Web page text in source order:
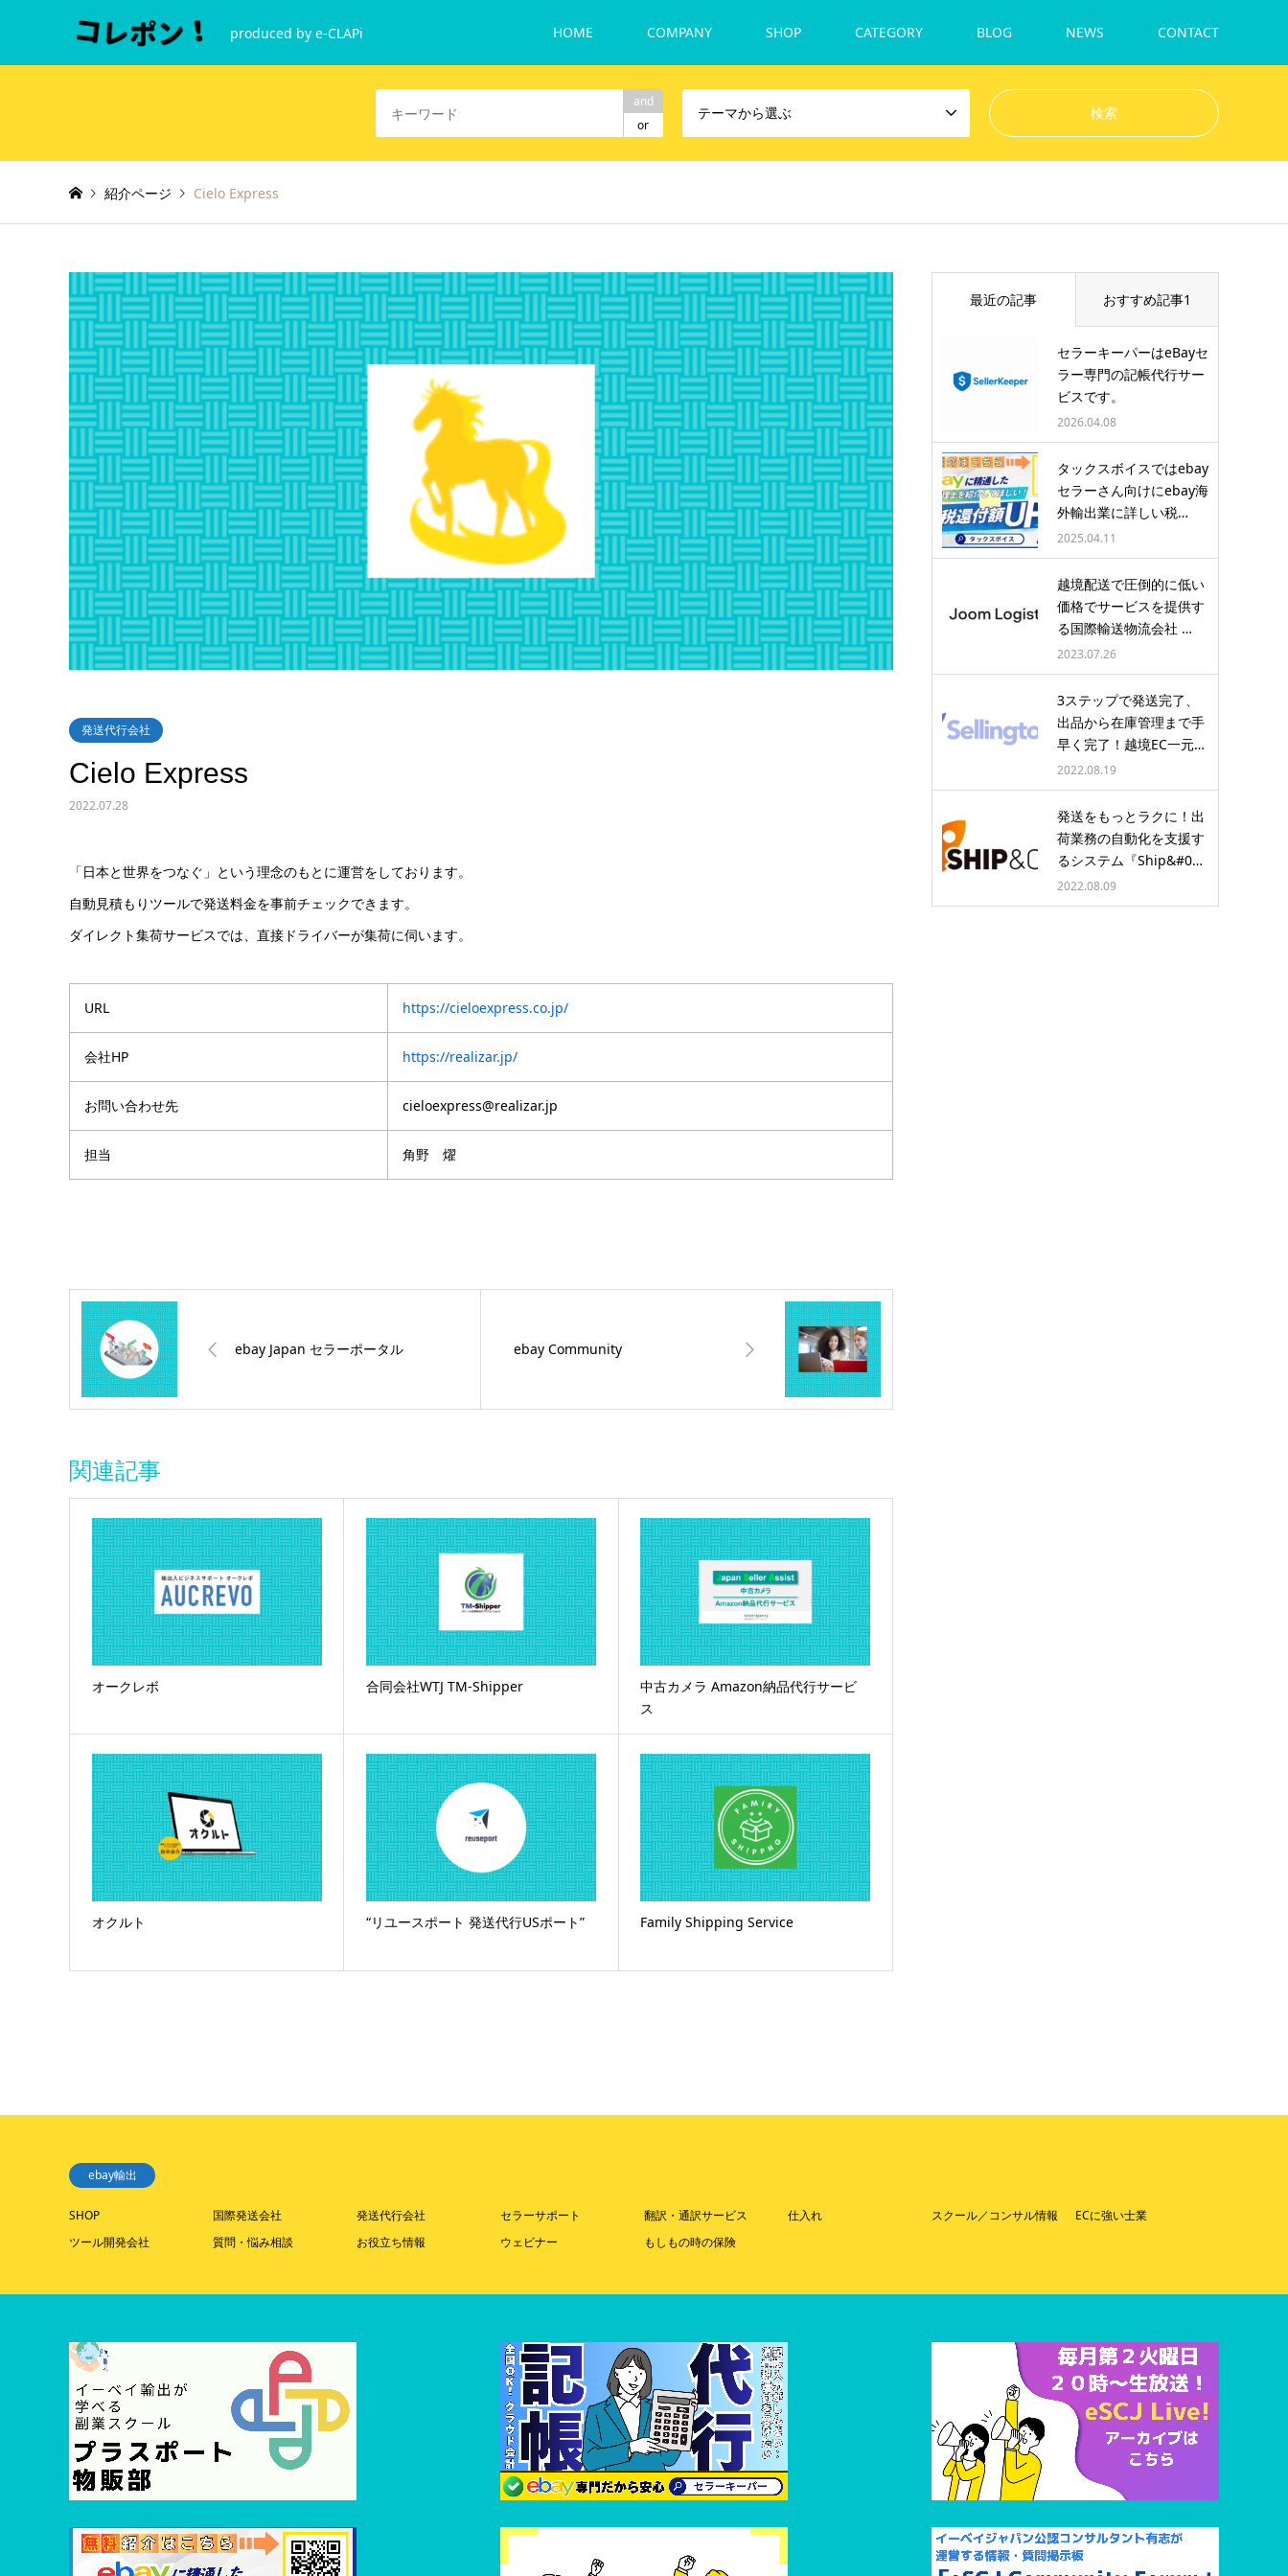
produced by e-CLAPi HOME COMPANY SHOP CATEGORY BLOG NEWS CONTACT
and
or
テーマから選ぶ
紹介ページ Cielo Express
発送代行会社
Cielo Express
2022.07.28
「日本と世界をつなぐ」という理念のもとに運営をしております。
自動見積もりツールで発送料金を事前チェックできます。
ダイレクト集荷サービスでは、直接ドライバーが集荷に伺います。
URL https://cieloexpress.co.jp/
会社HP https://realizar.jp/
お問い合わせ先 cieloexpress@realizar.jp
担当 角野 燿
ebay Japan セラーポータル ebay Community
関連記事
オークレボ 合同会社WTJ TM-Shipper
中古カメラ Amazon納品代行サービ
ス
オクルト “リユースポート 発送代行USポート” Family Shipping Service
最近の記事 おすすめ記事1
セラーキーパーはeBayセ
ラー専門の記帳代行サー
ビスです。
2026.04.08
タックスボイスではebay
セラーさん向けにebay海
外輸出業に詳しい税…
2025.04.11
越境配送で圧倒的に低い
価格でサービスを提供す
る国際輸送物流会社 …
2023.07.26
3ステップで発送完了、
出品から在庫管理まで手
早く完了！越境EC一元…
2022.08.19
発送をもっとラクに！出
荷業務の自動化を支援す
るシステム『Ship&#0…
2022.08.09
ebay輸出
SHOP 国際発送会社 発送代行会社 セラーサポート 翻訳・通訳サービス 仕入れ スクール／コンサル情報
ECに強い士業
ツール開発会社
質問・悩み相談 お役立ち情報 ウェビナー もしもの時の保険